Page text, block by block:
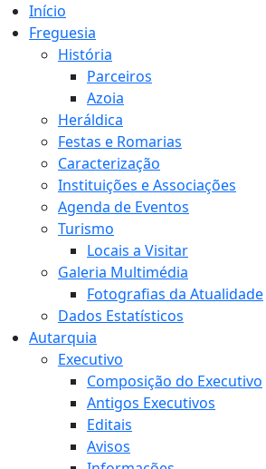
Início
Freguesia
História
Parceiros
Azoia
Heráldica
Festas e Romarias
Caracterização
Instituições e Associações
Agenda de Eventos
Turismo
Locais a Visitar
Galeria Multimédia
Fotografias da Atualidade
Dados Estatísticos
Autarquia
Executivo
Composição do Executivo
Antigos Executivos
Editais
Avisos